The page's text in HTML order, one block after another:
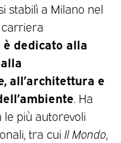
stabilì a Milano nel
carriera
è dedicato alla
all’architettura e
. Ha
più autorevoli
tra cui Il Mondo